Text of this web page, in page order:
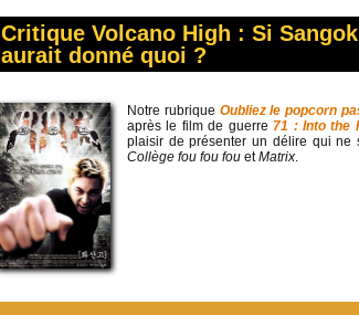
Critique Volcano High : Si
aurait donné quoi ?
Notre rubrique Oubliez le popcorn
après le film de guerre 71 : Into the
plaisir de présenter un délire qui ne
Collège fou fou fou etMatrix.